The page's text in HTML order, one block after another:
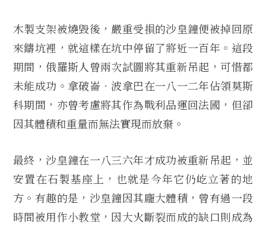
木製支架被燒毀後，嚴重受損的沙皇鐘便被掉回原
來鑄坑裡，就這樣在坑中停留了將近一百年。這段
期間，俄羅斯人曾兩次試圖將其重新吊起，可惜都
未能成功。拿破崙．波拿巴在一八一二年佔領莫斯
科期間，亦曾考慮將其作為戰利品運回法國，但卻
因其體積和重量而無法實現而放棄。
最終，沙皇鐘在一八三六年才成功被重新吊起，並
安置在石製基座上，也就是今年它仍屹立著的地
方。有趣的是，沙皇鐘因其龐大體積，曾有過一段
時間被用作小教堂，因大火斷裂而成的缺口則成為